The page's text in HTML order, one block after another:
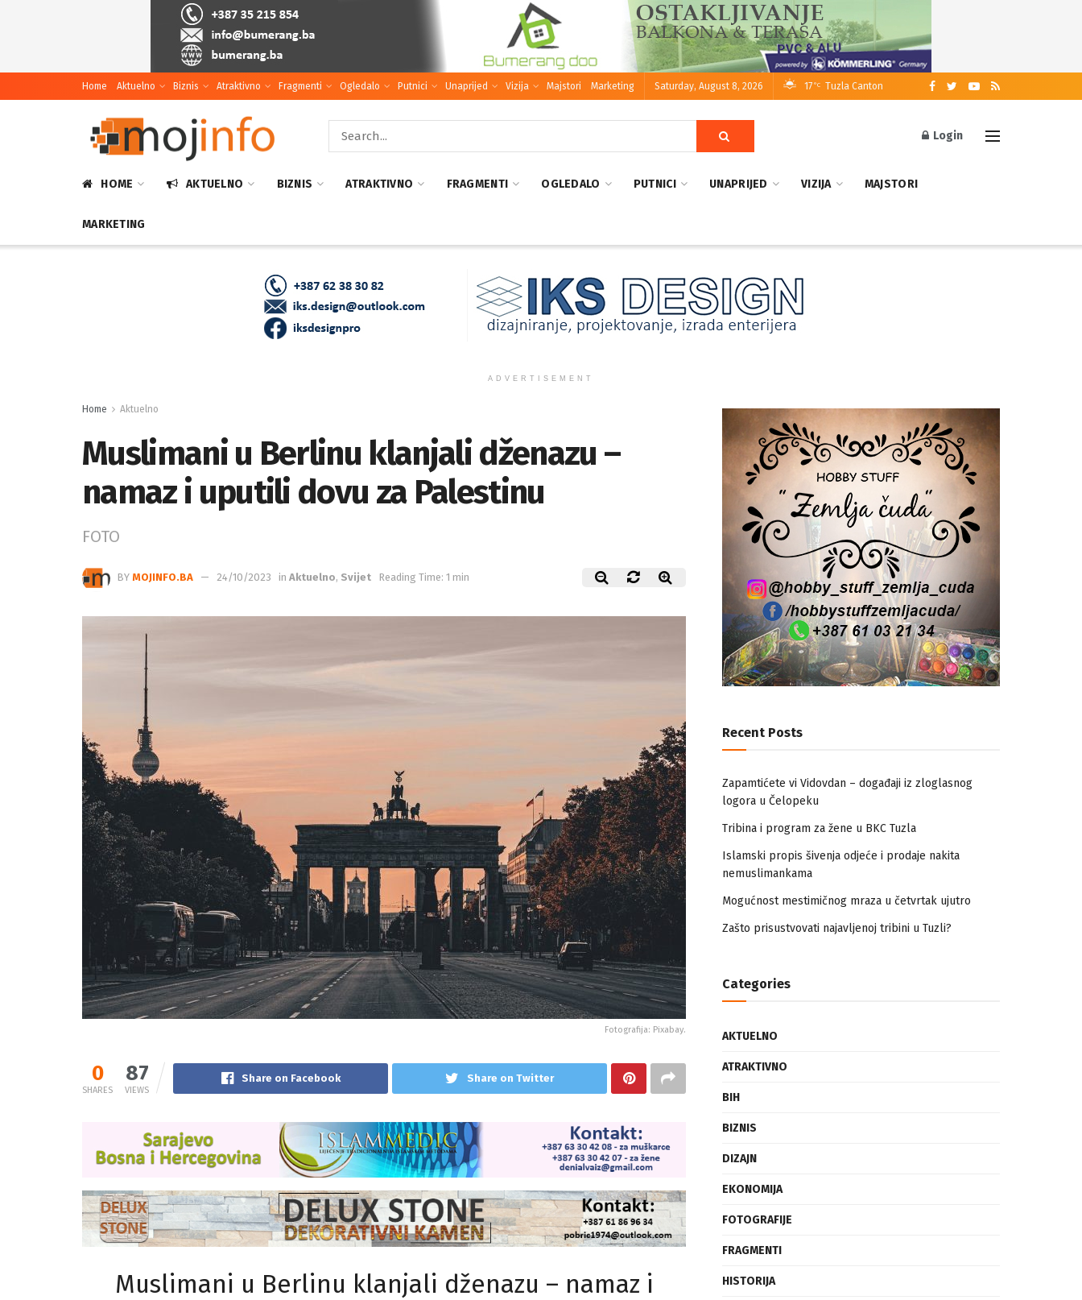
Home Aktuelno Biznis Atraktivno Fragmenti Ogledalo Putnici Unaprijed Vizija Majstori Marketing Saturday, August 8, 2026 17 °C Tuzla Canton
Login
HOME AKTUELNO BIZNIS ATRAKTIVNO FRAGMENTI OGLEDALO PUTNICI UNAPRIJED VIZIJA MAJSTORI
MARKETING
ADVERTISEMENT
Home Aktuelno
Muslimani u Berlinu klanjali dženazu –
namaz i uputili dovu za Palestinu
FOTO
BY MOJINFO.BA 24/10/2023 in Aktuelno, Svijet Reading Time: 1 min
Fotografija: Pixabay.
0
SHARES
87
VIEWS
Share on Facebook Share on Twitter
Muslimani u Berlinu klanjali dženazu – namaz i
Recent Posts
Zapamtićete vi Vidovdan – događaji iz zloglasnog
logora u Čelopeku
Tribina i program za žene u BKC Tuzla
Islamski propis šivenja odjeće i prodaje nakita
nemuslimankama
Mogućnost mestimičnog mraza u četvrtak ujutro
Zašto prisustvovati najavljenoj tribini u Tuzli?
Categories
AKTUELNO
ATRAKTIVNO
BIH
BIZNIS
DIZAJN
EKONOMIJA
FOTOGRAFIJE
FRAGMENTI
HISTORIJA